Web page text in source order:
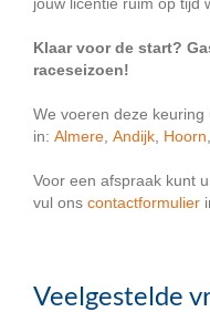
Klaar voor de start?
raceseizoen!
We voeren deze
in: Almere, Andijk, Hoorn
Voor een afspraak kunt
vul ons contactformulier
Veelgestelde